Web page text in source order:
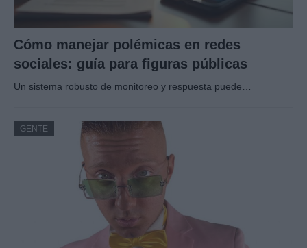
Cómo manejar polémicas en redes
sociales: guía para figuras públicas
Un sistema robusto de monitoreo y respuesta puede…
GENTE